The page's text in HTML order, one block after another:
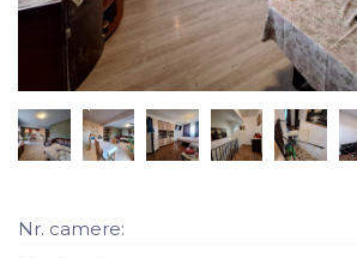
Nr. camere: